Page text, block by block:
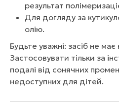
результат
Для догляду за
олію.
Будьте уважні: засіб не
Застосовувати тільки за
подалі від сонячних
недоступних для дітей.